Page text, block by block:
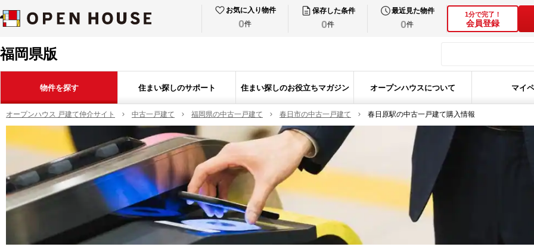
お気に入り物件
0件
保存した条件
0件
最近見た物件
0件
1分で完了！
会員登録
福岡県版
物件を探す 住まい探しのサポート 住まい探しのお役立ちマガジン オープンハウスについて マイ
オープンハウス 戸建て仲介サイト 中古一戸建て 福岡県の中古一戸建て 春日市の中古一戸建て 春日原駅の中古一戸建て購入情報